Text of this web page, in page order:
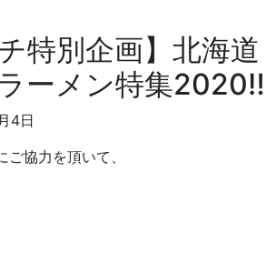
特別企画】北海道
ーメン特集2020‼︎
4日
協力を頂いて、